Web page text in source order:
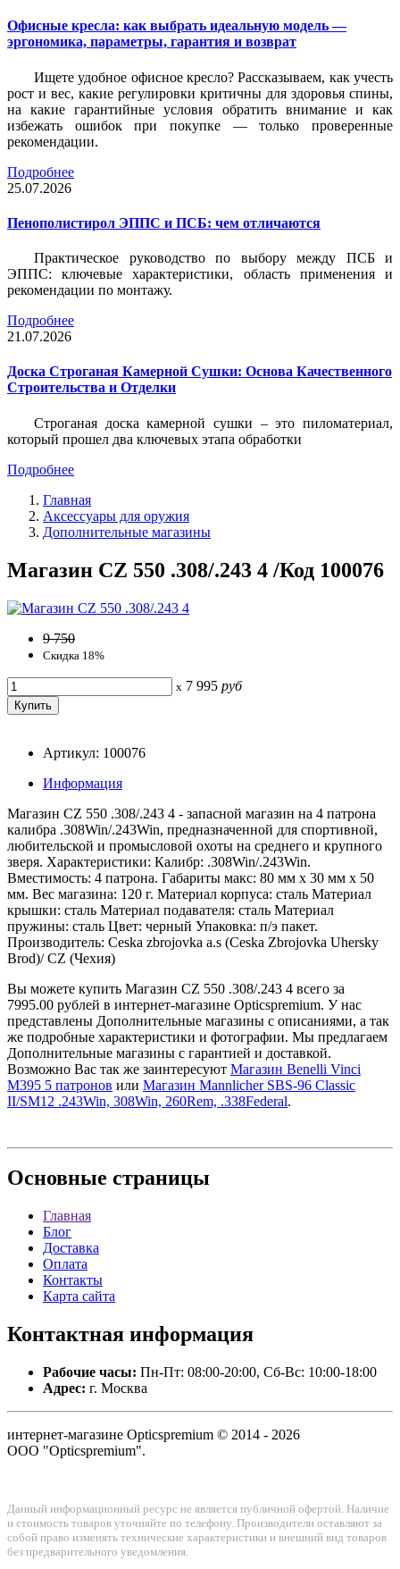
Офисные кресла: как выбрать идеальную модель —
эргономика, параметры, гарантия и возврат
Ищете удобное офисное кресло? Рассказываем, как учесть
рост и вес, какие регулировки критичны для здоровья спины,
на какие гарантийные условия обратить внимание и как
избежать ошибок при покупке — только проверенные
рекомендации.
Подробнее
25.07.2026
Пенополистирол ЭППС и ПСБ: чем отличаются
Практическое руководство по выбору между ПСБ и
ЭППС: ключевые характеристики, область применения и
рекомендации по монтажу.
Подробнее
21.07.2026
Доска Строганая Камерной Сушки: Основа Качественного
Строительства и Отделки
Строганая доска камерной сушки – это пиломатериал,
который прошел два ключевых этапа обработки
Подробнее
Главная
Аксессуары для оружия
Дополнительные магазины
Магазин CZ 550 .308/.243 4 /Код 100076
9 750
Скидка 18%
x 7 995 руб
Артикул: 100076
Информация
Магазин CZ 550 .308/.243 4 - запасной магазин на 4 патрона
калибра .308Win/.243Win, предназначенной для спортивной,
любительской и промысловой охоты на среднего и крупного
зверя. Характеристики: Калибр: .308Win/.243Win.
Вместимость: 4 патрона. Габариты макс: 80 мм х 30 мм х 50
мм. Вес магазина: 120 г. Материал корпуса: сталь Материал
крышки: сталь Материал подавателя: сталь Материал
пружины: сталь Цвет: черный Упаковка: п/э пакет.
Производитель: Ceska zbrojovka a.s (Ceska Zbrojovka Uhersky
Brod)/ CZ (Чехия)
Вы можете купить Магазин CZ 550 .308/.243 4 всего за
7995.00 рублей в интернет-магазине Opticspremium. У нас
представлены Дополнительные магазины с описаниями, а так
же подробные характеристики и фотографии. Мы предлагаем
Дополнительные магазины с гарантией и доставкой.
Возможно Вас так же заинтересуют Магазин Benelli Vinci
M395 5 патронов или Магазин Mannlicher SBS-96 Classic
II/SM12 .243Win, 308Win, 260Rem, .338Federal.
Основные страницы
Главная
Блог
Доставка
Оплата
Контакты
Карта сайта
Контактная информация
Рабочие часы: Пн-Пт: 08:00-20:00, Сб-Вс: 10:00-18:00
Адрес: г. Москва
интернет-магазине Opticspremium © 2014 - 2026
ООО "Opticspremium".
Данный информационный ресурс не является публичной офертой. Наличие
и стоимость товаров уточняйте по телефону. Производители оставляют за
собой право изменять технические характеристики и внешний вид товаров
без предварительного уведомления.